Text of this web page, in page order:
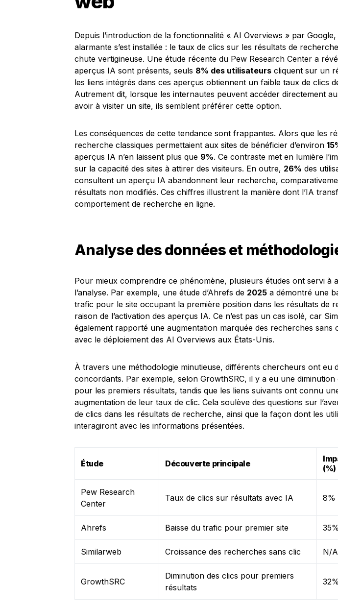
Depuis l’introduction de la fonctionnalité « AI Overviews » par
alarmante s’est installée : le taux de clics sur les résultats de
chute vertigineuse. Une étude récente du Pew Research Center a
aperçus IA sont présents, seuls 8% des utilisateurs cliquent sur un
les liens intégrés dans ces aperçus obtiennent un faible taux de clics
Autrement dit, lorsque les internautes peuvent accéder directement
avoir à visiter un site, ils semblent préférer cette option.
Les conséquences de cette tendance sont frappantes. Alors que les
recherche classiques permettaient aux sites de bénéficier d’environ
aperçus IA n’en laissent plus que 9%. Ce contraste met en lumière
sur la capacité des sites à attirer des visiteurs. En outre, 26% des
consultent un aperçu IA abandonnent leur recherche,
résultats non modifiés. Ces chiffres illustrent la manière dont l’IA
comportement de recherche en ligne.
Analyse des données et
Pour mieux comprendre ce phénomène, plusieurs études ont servi à
l’analyse. Par exemple, une étude d’Ahrefs de 2025 a démontré une
trafic pour le site occupant la première position dans les résultats de
raison de l’activation des aperçus IA. Ce n’est pas un cas isolé, car
également rapporté une augmentation marquée des recherches sans
avec le déploiement des AI Overviews aux États-Unis.
À travers une méthodologie minutieuse, différents chercheurs ont eu
concordants. Par exemple, selon GrowthSRC, il y a eu une diminution
pour les premiers résultats, tandis que les liens suivants ont connu
augmentation de leur taux de clic. Cela soulève des questions sur
de clics dans les résultats de recherche, ainsi que la façon dont les
interagiront avec les informations présentées.
Étude Découverte principale
(%)
Pew Research
Center
Taux de clics sur résultats avec IA 8%
Ahrefs Baisse du trafic pour premier site 35%
Similarweb Croissance des recherches sans clic N/A
GrowthSRC
Diminution des clics pour premiers
résultats
32%